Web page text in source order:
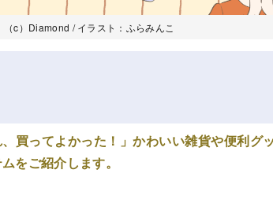
（c）Diamond / イラスト：ふらみんこ
、買ってよかった！」かわいい雑貨や便利
をご紹介します。